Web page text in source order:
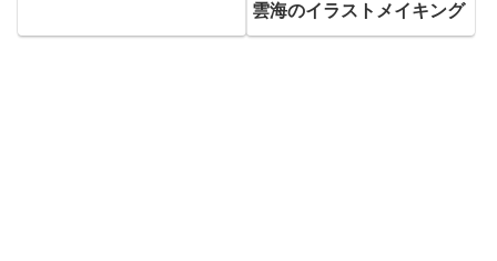
雲海のイラストメイキング